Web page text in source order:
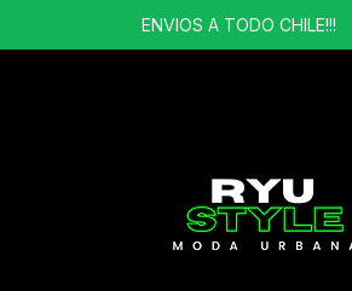
ENVIOS A TODO CHILE!!!